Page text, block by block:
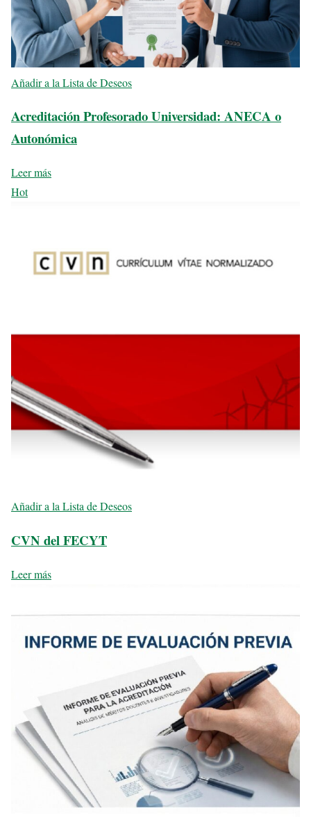
Añadir a la Lista de Deseos
Acreditación Profesorado Universidad: ANECA o
Autonómica
Leer más
Hot
Añadir a la Lista de Deseos
CVN del FECYT
Leer más